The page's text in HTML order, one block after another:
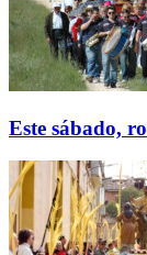
Este sábado,